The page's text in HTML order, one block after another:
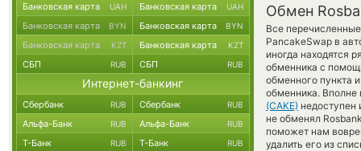
Обмен
Все
PancakeSwap в
иногда находятся
обменника с
обменного пункта
обменника.
(CAKE) недоступен
не обменял
поможет нам
удалить его из
Банковская карта UAH Банковская карта UAH
Банковская карта BYN Банковская карта BYN
Банковская карта KZT Банковская карта KZT
СБП RUB СБП RUB
Интернет-банкинг
Сбербанк RUB Сбербанк RUB
Альфа-Банк RUB Альфа-Банк RUB
Т-Банк RUB Т-Банк RUB